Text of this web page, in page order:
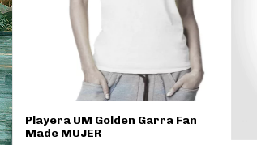
Playera UM Golden Garra Fan
Made MUJER